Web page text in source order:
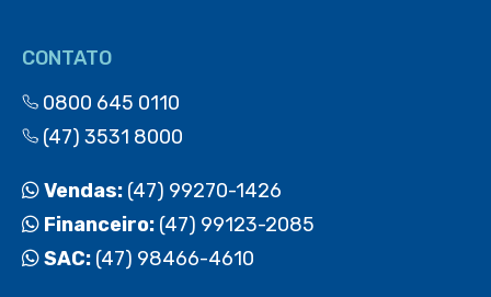
CONTATO
0800 645 0110
(47) 3531 8000
Vendas: (47) 99270-1426
Financeiro: (47) 99123-2085
SAC: (47) 98466-4610